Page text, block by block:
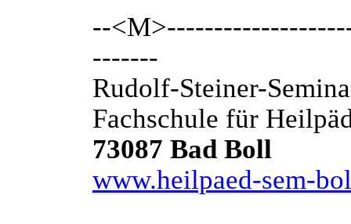
--
-------
Rudolf-Steiner-
Fachschule für
73087 Bad Boll
www.heilpaed-sem-